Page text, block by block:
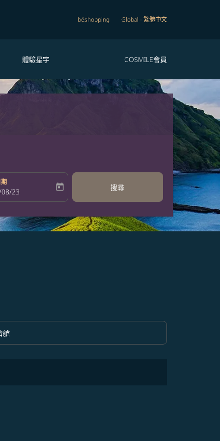
béshopping Global -繁體中文
體驗星宇 COSMILE會員
return-date-aria-label
23 today 搜尋
option 經濟艙 Selected
艙